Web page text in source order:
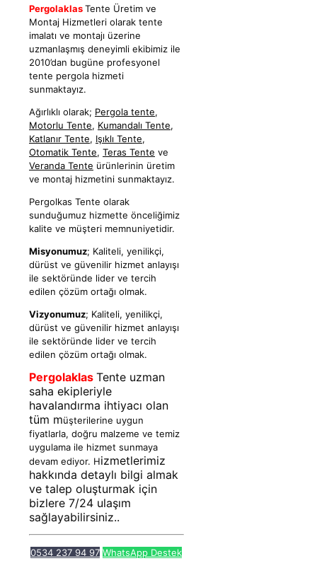
PergolaklasTente Üretim ve
Montaj Hizmetleri olarak tente
imalatı ve montajı üzerine
uzmanlaşmış deneyimli ekibimiz ile
2010’dan bugüne profesyonel
tente pergola hizmeti
sunmaktayız.
Ağırlıklı olarak; Pergola tente,
Motorlu Tente, Kumandalı Tente,
Katlanır Tente, Işıklı Tente,
Otomatik Tente, Teras Tente ve
Veranda Tente ürünlerinin üretim
ve montaj hizmetini sunmaktayız.
Pergolkas Tente olarak
sunduğumuz hizmette önceliğimiz
kalite ve müşteri memnuniyetidir.
Misyonumuz; Kaliteli, yenilikçi,
dürüst ve güvenilir hizmet anlayışı
ile sektöründe lider ve tercih
edilen çözüm ortağı olmak.
Vizyonumuz; Kaliteli, yenilikçi,
dürüst ve güvenilir hizmet anlayışı
ile sektöründe lider ve tercih
edilen çözüm ortağı olmak.
Pergolaklas Tente uzman
saha ekipleriyle
havalandırma ihtiyacı olan
tüm müşterilerine uygun
fiyatlarla, doğru malzeme ve temiz
uygulama ile hizmet sunmaya
devam ediyor. Hizmetlerimiz
hakkında detaylı bilgi almak
ve talep oluşturmak için
bizlere 7/24 ulaşım
sağlayabilirsiniz..
0534 237 94 97 WhatsApp Destek